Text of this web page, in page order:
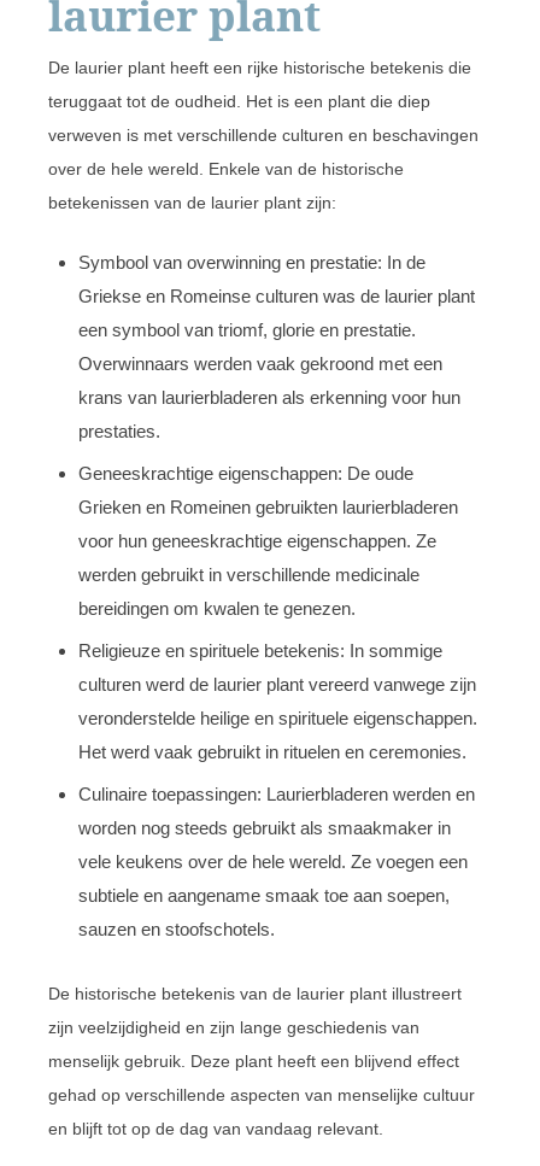
laurier plant
De laurier plant heeft een rijke historische betekenis die
teruggaat tot de oudheid. Het is een plant die diep
verweven is met verschillende culturen en beschavingen
over de hele wereld. Enkele van de historische
betekenissen van de laurier plant zijn:
Symbool van overwinning en prestatie: In de
Griekse en Romeinse culturen was de laurier plant
een symbool van triomf, glorie en prestatie.
Overwinnaars werden vaak gekroond met een
krans van laurierbladeren als erkenning voor hun
prestaties.
Geneeskrachtige eigenschappen: De oude
Grieken en Romeinen gebruikten laurierbladeren
voor hun geneeskrachtige eigenschappen. Ze
werden gebruikt in verschillende medicinale
bereidingen om kwalen te genezen.
Religieuze en spirituele betekenis: In sommige
culturen werd de laurier plant vereerd vanwege zijn
veronderstelde heilige en spirituele eigenschappen.
Het werd vaak gebruikt in rituelen en ceremonies.
Culinaire toepassingen: Laurierbladeren werden en
worden nog steeds gebruikt als smaakmaker in
vele keukens over de hele wereld. Ze voegen een
subtiele en aangename smaak toe aan soepen,
sauzen en stoofschotels.
De historische betekenis van de laurier plant illustreert
zijn veelzijdigheid en zijn lange geschiedenis van
menselijk gebruik. Deze plant heeft een blijvend effect
gehad op verschillende aspecten van menselijke cultuur
en blijft tot op de dag van vandaag relevant.